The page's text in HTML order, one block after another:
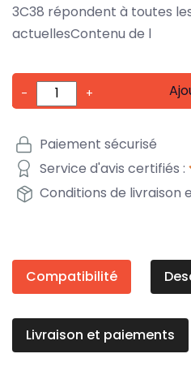
3C38 répondent à toutes
actuellesContenu de l
- +
Paiement sécurisé
Service d'avis certifiés :
Conditions de livraison
Compatibilité
Livraison et paiements